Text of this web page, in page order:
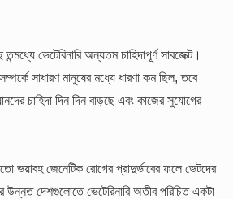
ভেটেরিনারি অন্যতম চাহিদাপূর্ণ সাবজেক্ট।
সম্পর্কে সাধারণ মানুষের মধ্যে ধারণা কম ছিল, তবে
চাহিদা দিন দিন বাড়ছে এবং কাজের সুযোগের
ভয়াবহ জেনেটিক রোগের প্রাদুর্ভাবের ফলে ভেটদের
উন্নত দেশগুলোতে ভেটেরিনারি অতীব পরিচিত একটা